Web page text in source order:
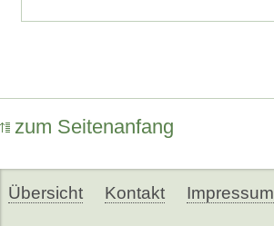
zum Seitenanfang
Übersicht Kontakt Impressum